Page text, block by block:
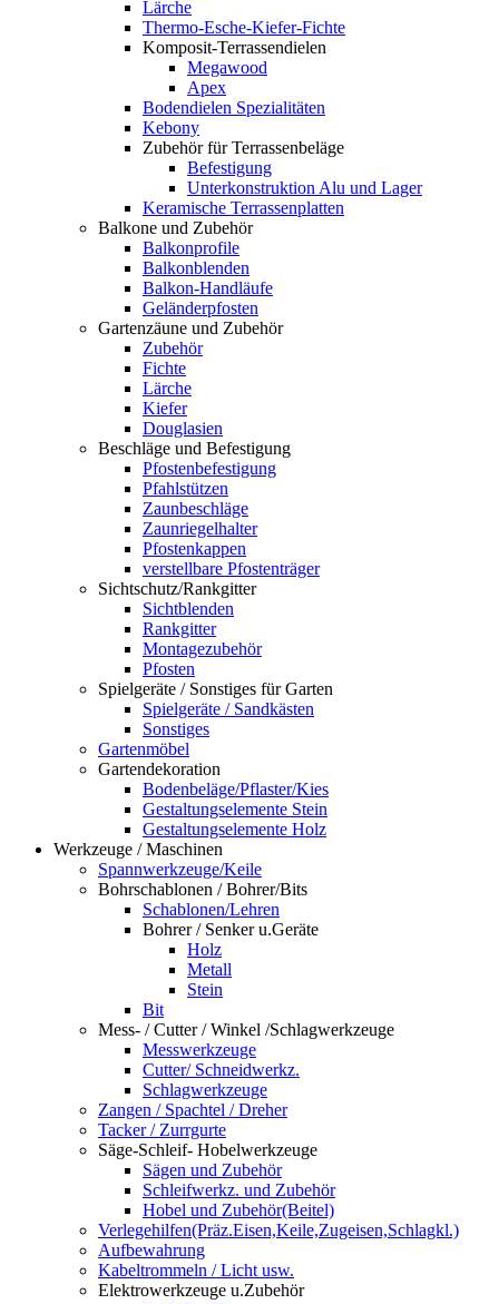
Lärche
Thermo-Esche-Kiefer-Fichte
Komposit-Terrassendielen
Megawood
Apex
Bodendielen Spezialitäten
Kebony
Zubehör für Terrassenbeläge
Befestigung
Unterkonstruktion Alu und Lager
Keramische Terrassenplatten
Balkone und Zubehör
Balkonprofile
Balkonblenden
Balkon-Handläufe
Geländerpfosten
Gartenzäune und Zubehör
Zubehör
Fichte
Lärche
Kiefer
Douglasien
Beschläge und Befestigung
Pfostenbefestigung
Pfahlstützen
Zaunbeschläge
Zaunriegelhalter
Pfostenkappen
verstellbare Pfostenträger
Sichtschutz/Rankgitter
Sichtblenden
Rankgitter
Montagezubehör
Pfosten
Spielgeräte / Sonstiges für Garten
Spielgeräte / Sandkästen
Sonstiges
Gartenmöbel
Gartendekoration
Bodenbeläge/Pflaster/Kies
Gestaltungselemente Stein
Gestaltungselemente Holz
Werkzeuge / Maschinen
Spannwerkzeuge/Keile
Bohrschablonen / Bohrer/Bits
Schablonen/Lehren
Bohrer / Senker u.Geräte
Holz
Metall
Stein
Bit
Mess- / Cutter / Winkel /Schlagwerkzeuge
Messwerkzeuge
Cutter/ Schneidwerkz.
Schlagwerkzeuge
Zangen / Spachtel / Dreher
Tacker / Zurrgurte
Säge-Schleif- Hobelwerkzeuge
Sägen und Zubehör
Schleifwerkz. und Zubehör
Hobel und Zubehör(Beitel)
Verlegehilfen(Präz.Eisen,Keile,Zugeisen,Schlagkl.)
Aufbewahrung
Kabeltrommeln / Licht usw.
Elektrowerkzeuge u.Zubehör